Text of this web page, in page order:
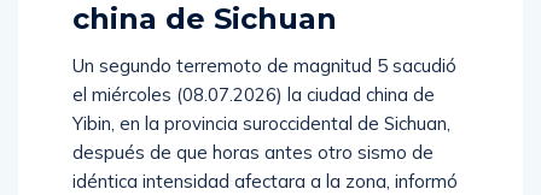
china de Sichuan
Un segundo terremoto de magnitud 5 sacudió
el miércoles (08.07.2026) la ciudad china de
Yibin, en la provincia suroccidental de Sichuan,
después de que horas antes otro sismo de
idéntica intensidad afectara a la zona, informó